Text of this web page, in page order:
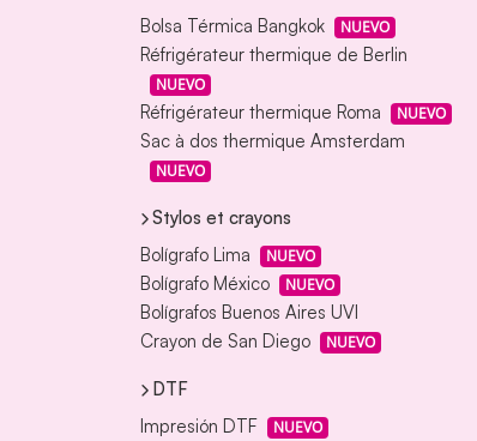
Bolsa Térmica Bangkok
NUEVO
Réfrigérateur thermique de Berlin
NUEVO
Réfrigérateur thermique Roma NUEVO
Sac à dos thermique Amsterdam
NUEVO
Stylos et crayons
Bolígrafo Lima
NUEVO
Bolígrafo México NUEVO
Bolígrafos Buenos Aires UVI
Crayon de San Diego
NUEVO
DTF
Impresión DTF
NUEVO